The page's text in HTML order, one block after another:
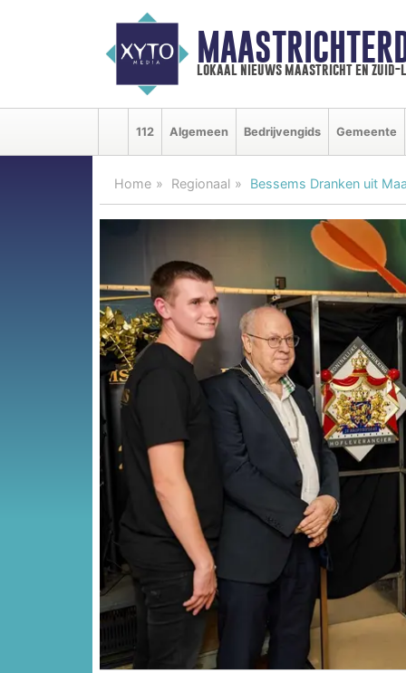
lokaal nieuws maastricht en zuid-
112 Algemeen Bedrijvengids Gemeente
Home Regionaal Bessems Dranken uit